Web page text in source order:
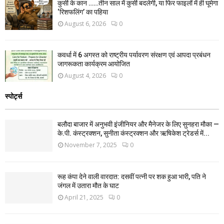
कुर्सी के कान ……तीन साल में कुर्सी बदलेगी, या फिर फाइलों में ही घूमेगा
‘रिशफलिंग’ का पहिया
August 6, 2026 0
कवर्धा में 6 अगस्त को राष्ट्रीय पर्यावरण संरक्षण एवं आपदा प्रबंधन
जागरूकता कार्यक्रम आयोजित
August 4, 2026 0
स्पोर्ट्स
बलौदा बाजार में अनुभवी इंजीनियर और मैनेजर के लिए सुनहरा मौका —
के.पी. कंस्ट्रक्शन, सुनीता कंस्ट्रक्शन और ऋषिकेश ट्रेडर्स में...
November 7, 2025 0
रूह कंपा देने वाली वारदात: दसवीं पत्नी पर शक हुआ भारी, पति ने
जंगल में उतारा मौत के घाट
April 21, 2025 0